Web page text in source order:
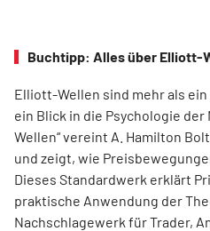
Buchtipp: Alles über Elliott-
Elliott-Wellen sind mehr als
ein Blick in die Psychologie
Wellen“ vereint A. Hamilton
und zeigt, wie
Dieses Standardwerk erklärt
praktische Anwendung der
Nachschlagewerk für Trader,